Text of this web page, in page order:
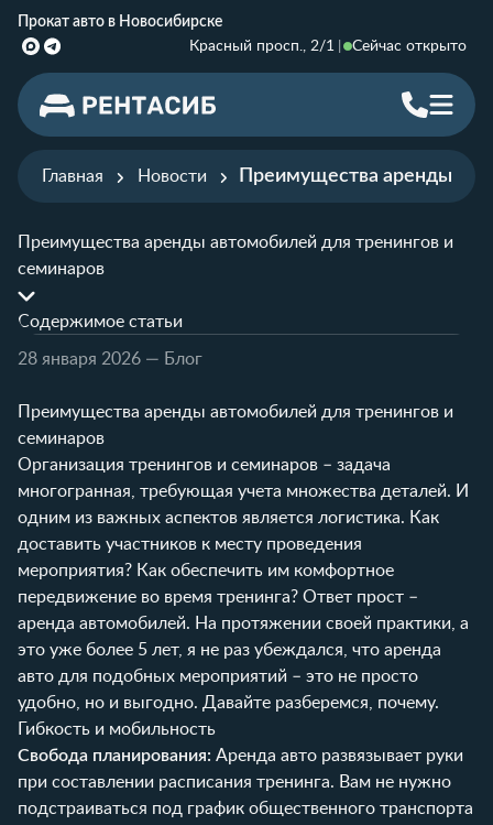
Прокат авто в Новосибирске
Красный просп., 2/1
Сейчас открыто
Главная Новости Преимущества аренды
Преимущества аренды автомобилей для тренингов и
семинаров
Содержимое статьи
28 января 2026 — Блог
Преимущества аренды автомобилей для тренингов и
семинаров
Организация тренингов и семинаров – задача
многогранная, требующая учета множества деталей. И
одним из важных аспектов является логистика. Как
доставить участников к месту проведения
мероприятия? Как обеспечить им комфортное
передвижение во время тренинга? Ответ прост –
аренда автомобилей. На протяжении своей практики, а
это уже более 5 лет, я не раз убеждался, что аренда
авто для подобных мероприятий – это не просто
удобно, но и выгодно. Давайте разберемся, почему.
Гибкость и мобильность
Свобода планирования: Аренда авто развязывает руки
при составлении расписания тренинга. Вам не нужно
подстраиваться под график общественного транспорта